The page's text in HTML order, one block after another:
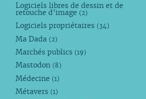
Logiciels libres de dessin et de
retouche d’image (2)
Logiciels propriétaires (34)
Ma Dada (2)
Marchés publics (19)
Mastodon (8)
Médecine (1)
Métavers (1)